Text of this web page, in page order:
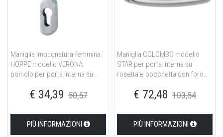
Maniglia impugnatura femmina
HOPPE modello VERONA
pomolo per porta interna su
foro yale in ottone cromo
€ 34,39 50,57
PIÙ INFORMAZIONI
Maniglia COLOMBO modello
STAR per porta interna su
rosetta e bocchetta con foro
€ 72,48 103,54
PIÙ INFORMAZIONI